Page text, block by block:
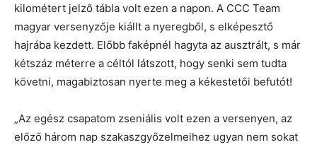
kilométert jelző tábla volt ezen a napon. A CCC Team
magyar versenyzője kiállt a nyeregből, s elképesztő
hajrába kezdett. Előbb faképnél hagyta az ausztrált, s már
kétszáz méterre a céltól látszott, hogy senki sem tudta
követni, magabiztosan nyerte meg a kékestetői befutót!
„Az egész csapatom zseniális volt ezen a versenyen, az
előző három nap szakaszgyőzelmeihez ugyan nem sokat